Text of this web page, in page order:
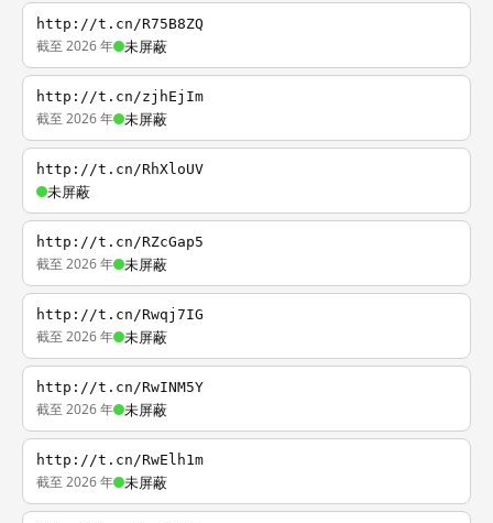
http://t.cn/R75B8ZQ
截至 2026 年 未屏蔽
http://t.cn/zjhEjIm
截至 2026 年 未屏蔽
http://t.cn/RhXloUV
未屏蔽
http://t.cn/RZcGap5
截至 2026 年 未屏蔽
http://t.cn/Rwqj7IG
截至 2026 年 未屏蔽
http://t.cn/RwINM5Y
截至 2026 年 未屏蔽
http://t.cn/RwElh1m
截至 2026 年 未屏蔽